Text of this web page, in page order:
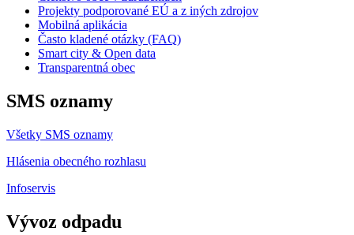
Projekty podporované EÚ a z iných zdrojov
Mobilná aplikácia
Často kladené otázky (FAQ)
Smart city & Open data
Transparentná obec
SMS oznamy
Všetky SMS oznamy
Hlásenia obecného rozhlasu
Infoservis
Vývoz odpadu